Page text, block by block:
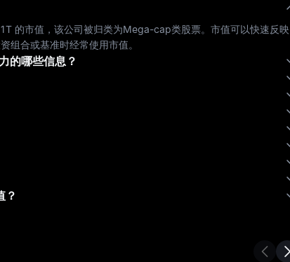
的市值，该公司被归类为Mega-cap类股票。市值可以快速反映
组合或基准时经常使用市值。
的哪些信息？
？